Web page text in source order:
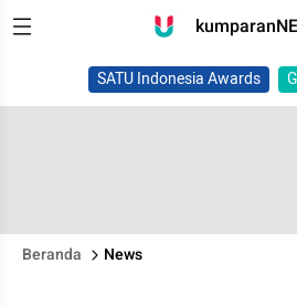
SATU Indonesia Awards
Beranda News